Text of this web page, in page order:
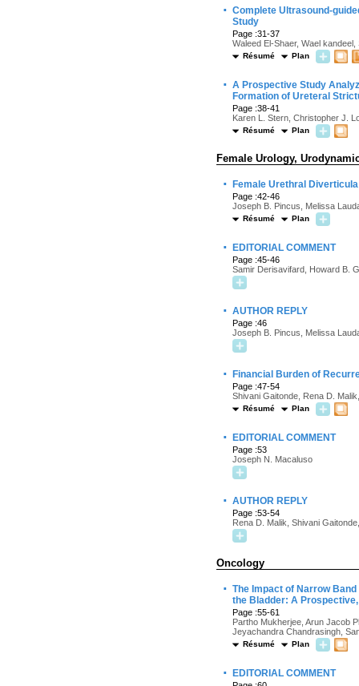
· Complete Ultrasound-
Study
Page :31-37
Waleed El-Shaer, Wael
Résumé Plan
· A Prospective Study
Formation of Ureteral
Page :38-41
Karen L. Stern, Christopher J.
Résumé Plan
Female Urology,
· Female Urethral
Page :42-46
Joseph B. Pincus, Melissa
Résumé Plan
· EDITORIAL COMMENT
Page :45-46
Samir Derisavifard, Howard B.
· AUTHOR REPLY
Page :46
Joseph B. Pincus, Melissa
· Financial Burden of
Page :47-54
Shivani Gaitonde, Rena D.
Résumé Plan
· EDITORIAL COMMENT
Page :53
Joseph N. Macaluso
· AUTHOR REPLY
Page :53-54
Rena D. Malik, Shivani
Oncology
· The Impact of Narrow
the Bladder: A
Page :55-61
Partho Mukherjee, Arun Jacob
Jeyachandra Chandrasingh,
Résumé Plan
· EDITORIAL COMMENT